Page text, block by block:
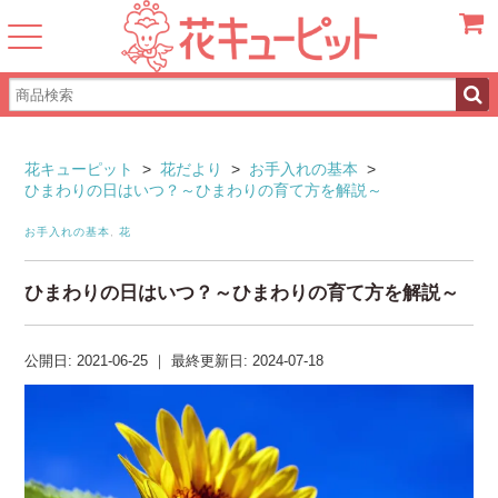
花キューピット > 花だより > お手入れの基本 >
ひまわりの日はいつ？～ひまわりの育て方を解説～
お手入れの基本 ,花
ひまわりの日はいつ？～ひまわりの育て方を解説～
公開日:2021-06-25 ｜最終更新日:2024-07-18